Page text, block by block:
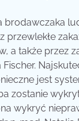
a także przez
jest
zostanie
wykryć